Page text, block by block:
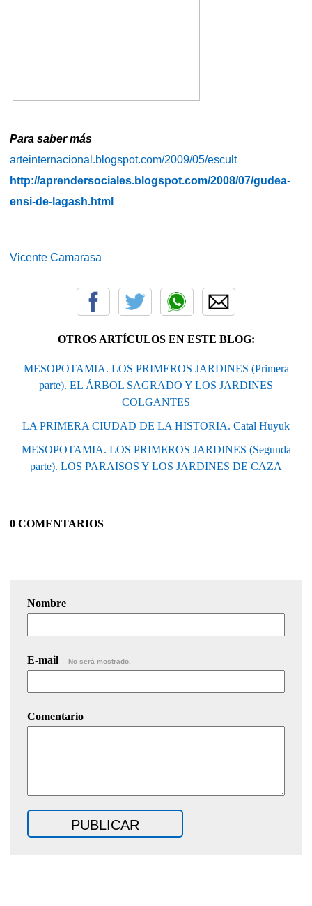
Para saber más
arteinternacional.blogspot.com/2009/05/escult
http://aprendersociales.blogspot.com/2008/07/gudea-
ensi-de-lagash.html
Vicente Camarasa
OTROS ARTÍCULOS EN ESTE BLOG:
MESOPOTAMIA. LOS PRIMEROS JARDINES (Primera
parte). EL ÁRBOL SAGRADO Y LOS JARDINES
COLGANTES
LA PRIMERA CIUDAD DE LA HISTORIA. Catal Huyuk
MESOPOTAMIA. LOS PRIMEROS JARDINES (Segunda
parte). LOS PARAISOS Y LOS JARDINES DE CAZA
0 COMENTARIOS
Nombre
E-mail No será mostrado.
Comentario